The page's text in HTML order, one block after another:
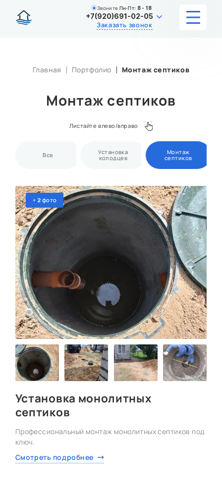
Звоните Пн-Пт: 8 - 18
+7(920)691-02-05
Заказать звонок
НАШИ РАБОТЫ
О КОМПАНИИ
КОНТАКТЫ
Главная Портфолио Монтаж септиков
Монтаж септиков
Листайте влево/вправо
Все
Установка
колодцев
Монтаж
септиков
+ 2 фото
Установка монолитных
септиков
Профессиональный монтаж монолитных септиков под
ключ.
Смотреть подробнее